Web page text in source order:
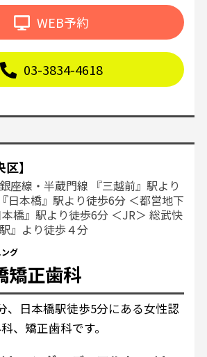
WEB予約
03-3834-4618
】
座線・半蔵門線 『三越前』駅より
日本橋』駅より徒歩6分 ＜都営地下
橋』駅より徒歩6分 ＜JR＞ 総武快
』より徒歩４分
グ
矯正歯科
、日本橋駅徒歩5分にある女性認
、矯正歯科です。